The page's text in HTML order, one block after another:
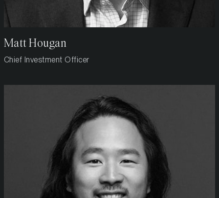
Matt Hougan
Chief Investment Officer